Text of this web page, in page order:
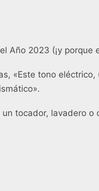
Año 2023 (¡y porque
«Este tono
tocador, lavadero o